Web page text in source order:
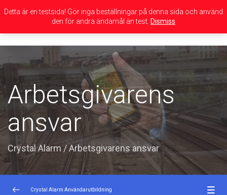
navigation
Arbetsgivarens
ansvar
Crystal Alarm /Arbetsgivarens ansvar
Crystal Alarm Användarutbildning
Detta är en testsida! Gör inga beställningar på denna sida och använd
den för andra ändamål än test. Dismiss